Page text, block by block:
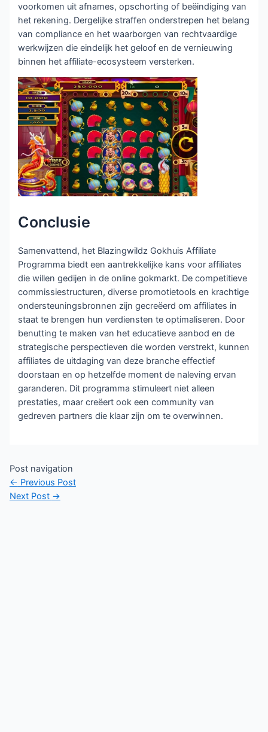
voorkomen uit afnames, opschorting of beëindiging van
het rekening. Dergelijke straffen onderstrepen het belang
van compliance en het waarborgen van rechtvaardige
werkwijzen die eindelijk het geloof en de vernieuwing
binnen het affiliate-ecosysteem versterken.
Conclusie
Samenvattend, het Blazingwildz Gokhuis Affiliate
Programma biedt een aantrekkelijke kans voor affiliates
die willen gedijen in de online gokmarkt. De competitieve
commissiestructuren, diverse promotietools en krachtige
ondersteuningsbronnen zijn gecreëerd om affiliates in
staat te brengen hun verdiensten te optimaliseren. Door
benutting te maken van het educatieve aanbod en de
strategische perspectieven die worden verstrekt, kunnen
affiliates de uitdaging van deze branche effectief
doorstaan en op hetzelfde moment de naleving ervan
garanderen. Dit programma stimuleert niet alleen
prestaties, maar creëert ook een community van
gedreven partners die klaar zijn om te overwinnen.
Post navigation
← Previous Post
Next Post →